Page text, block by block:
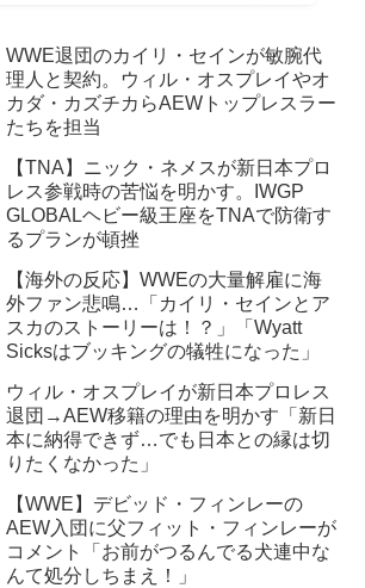
WWE退団のカイリ・セインが敏腕代
理人と契約。ウィル・オスプレイやオ
カダ・カズチカらAEWトップレスラー
たちを担当
【TNA】ニック・ネメスが新日本プロ
レス参戦時の苦悩を明かす。IWGP
GLOBALヘビー級王座をTNAで防衛す
るプランが頓挫
【海外の反応】WWEの大量解雇に海
外ファン悲鳴…「カイリ・セインとア
スカのストーリーは！？」「Wyatt
Sicksはブッキングの犠牲になった」
ウィル・オスプレイが新日本プロレス
退団→AEW移籍の理由を明かす「新日
本に納得できず…でも日本との縁は切
りたくなかった」
【WWE】デビッド・フィンレーの
AEW入団に父フィット・フィンレーが
コメント「お前がつるんでる犬連中な
んて処分しちまえ！」